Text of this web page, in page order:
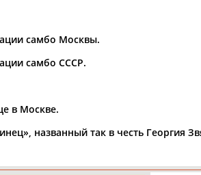
самбо Москвы.
самбо СССР.
в Москве.
названный так в честь Георгия